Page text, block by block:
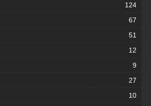
124
67
51
12
9
27
10